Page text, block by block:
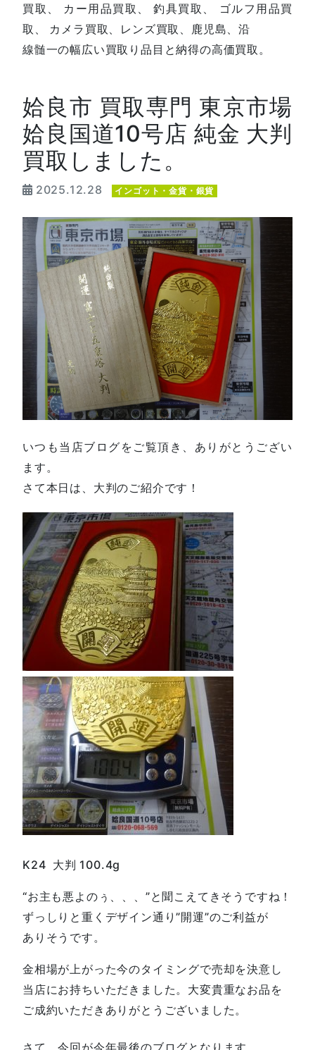
買取、 カー用品買取、 釣具買取、 ゴルフ用品買
取、 カメラ買取、レンズ買取、鹿児島、沿
線髄一の幅広い買取り品目と納得の高価買取。
姶良市 買取専門 東京市場
姶良国道10号店 純金 大判
買取しました。
2025.12.28 インゴット・金貨・銀貨
いつも当店ブログをご覧頂き、ありがとうござい
ます。
さて本日は、大判のご紹介です！
K24 大判 100.4g
“お主も悪よのぅ、、、”と聞こえてきそうですね！
ずっしりと重くデザイン通り”開運”のご利益が
ありそうです。
金相場が上がった今のタイミングで売却を決意し
当店にお持ちいただきました。大変貴重なお品を
ご成約いただきありがとうございました。
さて、今回が今年最後のブログとなります。